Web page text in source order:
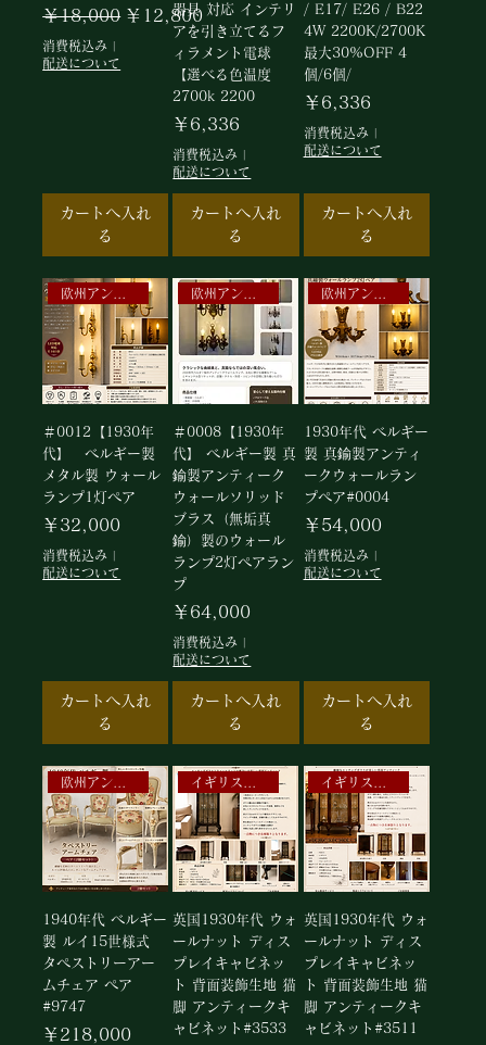
通常価格
￥18,000 セール価格
￥12,800
消費税込み |
配送について
カートへ入れ
る
器具 対応 インテリ
アを引き立てるフ
ィラメント電球
【選べる色温度
2700k 2200
価格
￥6,336
消費税込み |
配送について
カートへ入れ
る
/ E17/ E26 / B22
4W 2200K/2700K
最大30%OFF 4
個/6個/
価格
￥6,336
消費税込み|
配送について
カートへ入れ
る
欧州アンティークランプ
＃0012【1930年
代】 ベルギー製
メタル製 ウォール
ランプ1灯ペア
価格
￥32,000
消費税込み |
配送について
カートへ入れ
る
＃0008【1930年
代】 ベルギー製 真
鍮製アンティーク
ウォールソリッド
ブラス（無垢真
鍮）製のウォール
ランプ2灯ペアラン
プ
価格
￥64,000
消費税込み |
配送について
カートへ入れ
る
1930年代 ベルギー
製 真鍮製アンティ
ークウォールラン
プペア#0004
価格
￥54,000
消費税込み|
配送について
カートへ入れ
る
欧州アンティークランプ
1940年代 ベルギー
製 ルイ15世様式
タペストリーアー
ムチェア ペア
#9747
価格
￥218,000
英国1930年代 ウォ
ールナット ディス
プレイキャビネッ
ト 背面装飾生地 猫
脚 アンティークキ
ャビネット#3533
英国1930年代 ウォ
ールナット ディス
プレイキャビネッ
ト 背面装飾生地 猫
脚 アンティークキ
ャビネット#3511